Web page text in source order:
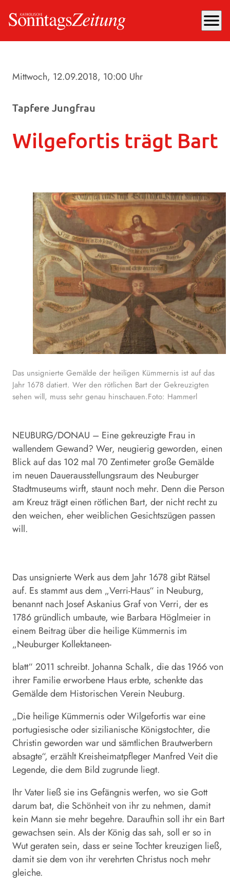
menu
Mittwoch, 12.09.2018, 10:00 Uhr
Tapfere Jungfrau
Wilgefortis trägt Bart
Das unsignierte Gemälde der heiligen Kümmernis ist auf das
Jahr 1678 datiert. Wer den rötlichen Bart der Gekreuzigten
sehen will, muss sehr genau hinschauen.Foto: Hammerl
NEUBURG/DONAU – Eine gekreuzigte Frau in
wallendem Gewand? Wer, neugierig geworden, einen
Blick auf das 102 mal 70 Zentimeter große Gemälde
im neuen Dauerausstellungsraum des Neuburger
Stadtmuseums wirft, staunt noch mehr. Denn die Person
am Kreuz trägt einen rötlichen Bart, der nicht recht zu
den weichen, eher weiblichen Gesichtszügen passen
will.
Das unsignierte Werk aus dem Jahr 1678 gibt Rätsel
auf. Es stammt aus dem „Verri-Haus“ in Neuburg,
benannt nach Josef Askanius Graf von Verri, der es
1786 gründlich umbaute, wie Barbara Höglmeier in
einem Beitrag über die heilige Kümmernis im
„Neuburger Kollektaneen-
blatt“ 2011 schreibt. Johanna Schalk, die das 1966 von
ihrer Familie erworbene Haus erbte, schenkte das
Gemälde dem Historischen Verein Neuburg.
„Die heilige Kümmernis oder Wilgefortis war eine
portugiesische oder sizilianische Königstochter, die
Christin geworden war und sämtlichen Brautwerbern
absagte“, erzählt Kreisheimatpfleger Manfred Veit die
Legende, die dem Bild zugrunde liegt.
Ihr Vater ließ sie ins Gefängnis werfen, wo sie Gott
darum bat, die Schönheit von ihr zu nehmen, damit
kein Mann sie mehr begehre. Daraufhin soll ihr ein Bart
gewachsen sein. Als der König das sah, soll er so in
Wut geraten sein, dass er seine Tochter kreuzigen ließ,
damit sie dem von ihr verehrten Christus noch mehr
gleiche.